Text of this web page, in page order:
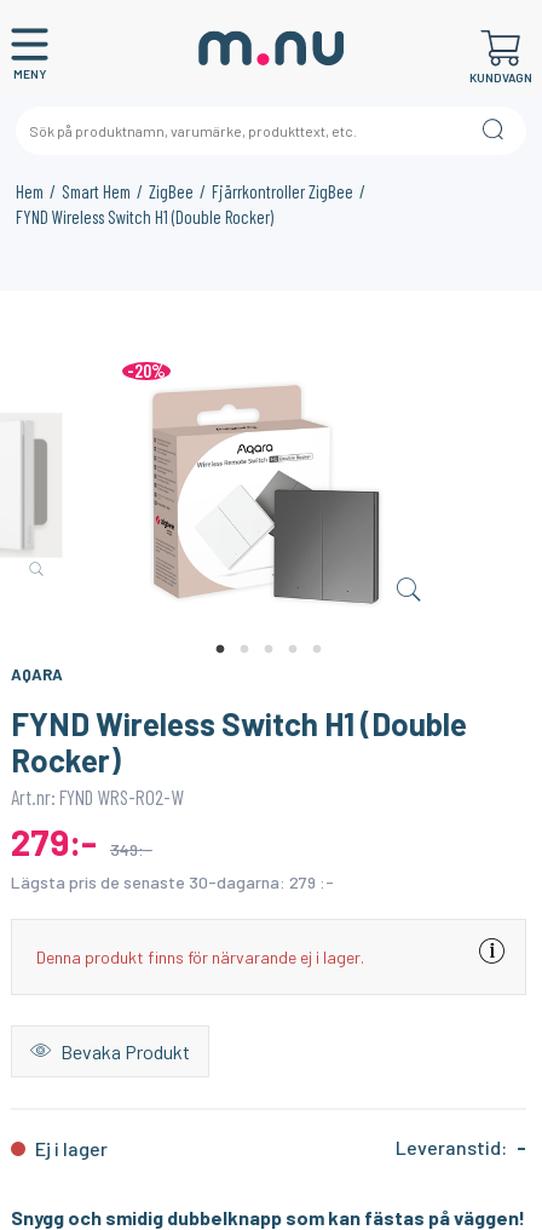
MENY KUNDVAGN
Hem Smart Hem ZigBee
Fjärrkontroller ZigBee
FYND Wireless Switch H1 (Double Rocker)
LUMIMORE
-20%
AQARA
FYND Wireless Switch H1 (Double
Rocker)
Art.nr: FYND WRS-R02-W
279:-
349:-
Lägsta pris de senaste 30-dagarna: 279 :-
Denna produkt finns för närvarande ej i lager.
Bevaka Produkt
Ej i lager Leveranstid: -
Snygg och smidig dubbelknapp som kan fästas på väggen!